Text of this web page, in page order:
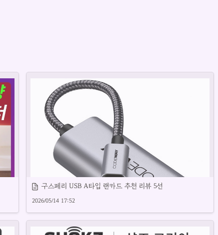
구스페리 USB A타입 랜카드 추천 리뷰 5선
2026/05/14 17:52